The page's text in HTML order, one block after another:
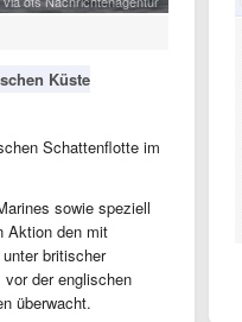
Küste
Schattenflotte im
sowie speziell
Aktion den mit
britischer
der englischen
überwacht.